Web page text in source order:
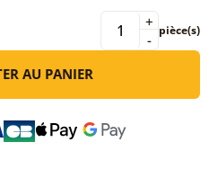
-
+ pièce(s)
AU PANIER